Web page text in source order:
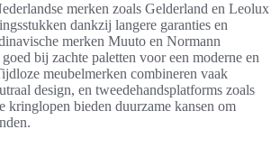
merken zoals Gelderland en Leolux
dankzij langere garanties en
merken Muuto en Normann
bij zachte paletten voor een moderne en
meubelmerken combineren vaak
design, en tweedehandsplatforms zoals
kringlopen bieden duurzame kansen om